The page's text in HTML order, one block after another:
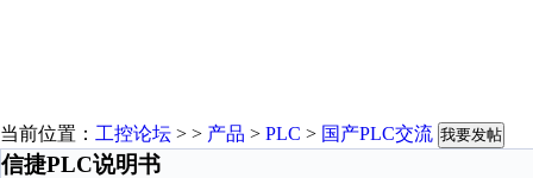
当前位置： 工控论坛 > > 产品 > PLC > 国产PLC交流 我要发帖
信捷PLC说明书